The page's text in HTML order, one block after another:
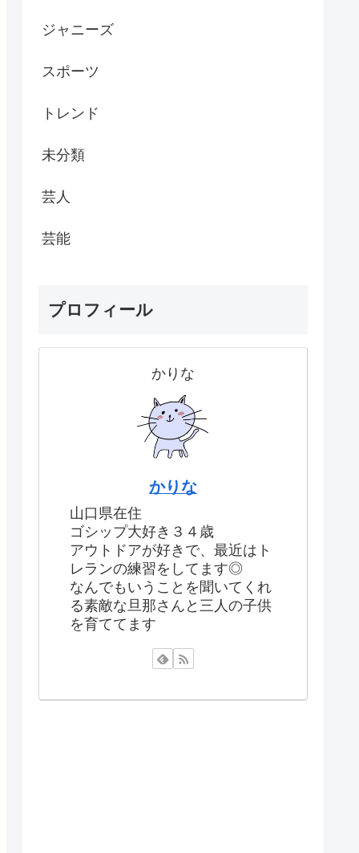
ジャニーズ
スポーツ
トレンド
未分類
芸人
芸能
プロフィール
かりな
かりな
山口県在住
ゴシップ大好き３４歳
アウトドアが好きで、最近はト
レランの練習をしてます◎
なんでもいうことを聞いてくれ
る素敵な旦那さんと三人の子供
を育ててます